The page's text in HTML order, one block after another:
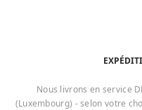
Nous livrons en service
(Luxembourg) - selon votre